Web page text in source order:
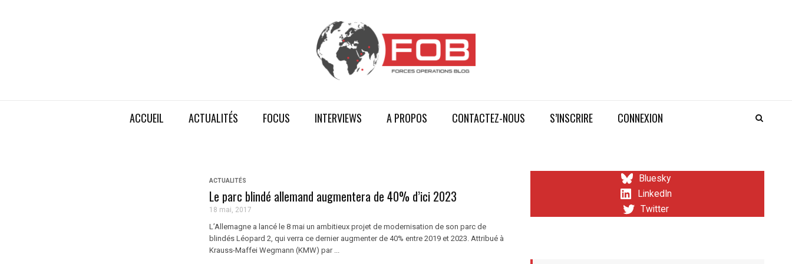
ACCUEIL ACTUALITÉS FOCUS INTERVIEWS A PROPOS CONTACTEZ-NOUS S’INSCRIRE CONNEXION
ACTUALITÉS
Le parc blindé allemand augmentera de 40% d’ici 2023
18 mai, 2017
L’Allemagne a lancé le 8 mai un ambitieux projet de modernisation de son parc de
blindés Léopard 2, qui verra ce dernier augmenter de 40% entre 2019 et 2023. Attribué à
Krauss-Maffei Wegmann (KMW) par ...
Bluesky
LinkedIn
Twitter